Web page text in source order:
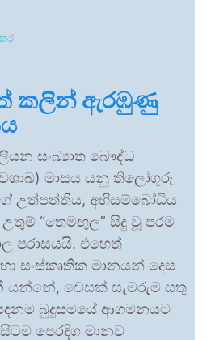
කලින් ඇරඹුණු
සංඛ්‍යාත බෞද්ධ
මාසය යනු තිලෝගුරු
උත්පත්තිය, අභිසම්බෝධිය
“තෙමඟුල” සිදු වූ පරම
පරාසයයි. එහෙත්
සංස්කෘතික මානයන් දෙස
යන්නේ, වෙසක් සැමරුම සතු
බුදුසමයේ ආගමනයට
පෙරදිග මානව